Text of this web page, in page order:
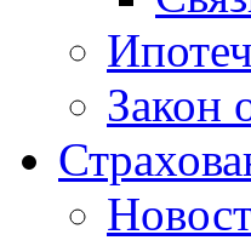
Закон